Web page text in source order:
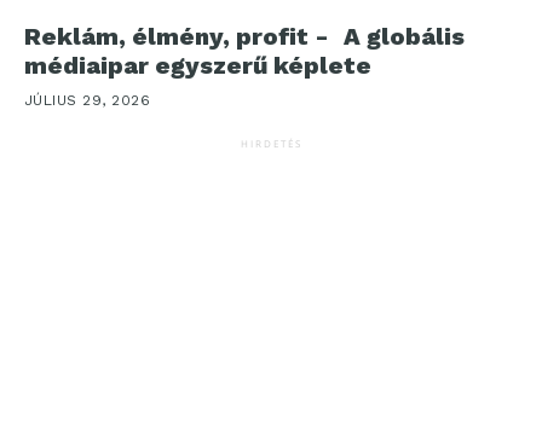
Reklám, élmény, profit - A globális
médiaipar egyszerű képlete
JÚLIUS 29, 2026
HIRDETÉS